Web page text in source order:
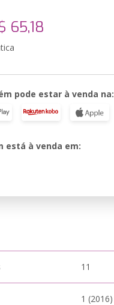
65,18
pode estar à venda na:
está à venda em:
11
1 (2016)